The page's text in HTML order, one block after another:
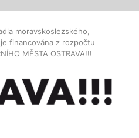
moravskoslezského,
financována z rozpočtu
MĚSTA OSTRAVA!!!